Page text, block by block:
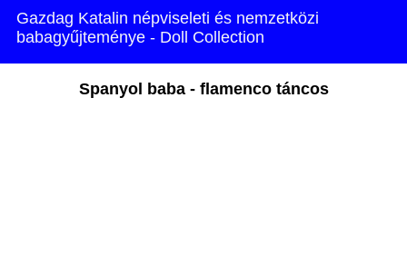
Gazdag Katalin népviseleti és nemzetközi
babagyűjteménye - Doll Collection
Spanyol baba - flamenco táncos